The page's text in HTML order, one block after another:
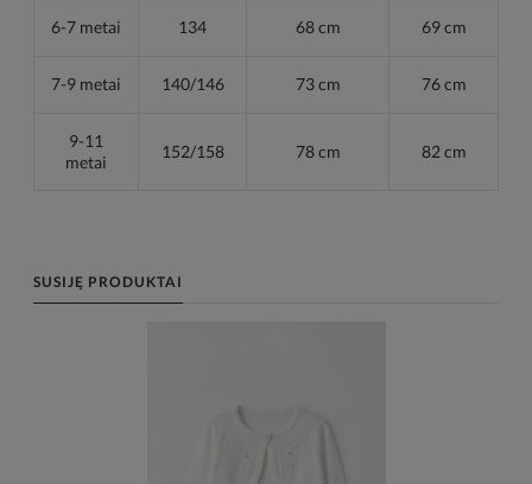
6-7 metai 134 68 cm 69 cm
7-9 metai 140/146 73 cm 76 cm
9-11
metai
152/158 78 cm 82 cm
SUSIJĘ PRODUKTAI